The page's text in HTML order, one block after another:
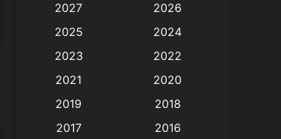
Animation การ์ตูน
Animation อนิเมะ
2027
2026
2025
2024
2023
2022
2021
2020
2019
2018
2017
2016